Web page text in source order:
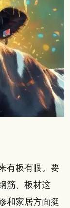
有板有眼。要
筋、板材这
和家居方面挺